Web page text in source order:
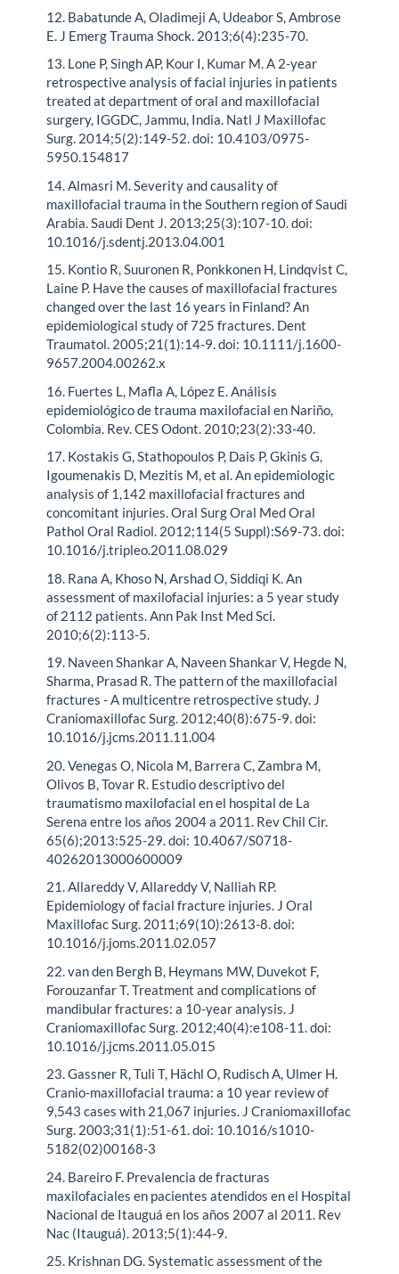
12. Babatunde A, Oladimeji A, Udeabor S, Ambrose
E. J Emerg Trauma Shock. 2013;6(4):235-70.
13. Lone P, Singh AP, Kour I, Kumar M. A 2-year
retrospective analysis of facial injuries in patients
treated at department of oral and maxillofacial
surgery, IGGDC, Jammu, India. Natl J Maxillofac
Surg. 2014;5(2):149-52. doi: 10.4103/0975-
5950.154817
14. Almasri M. Severity and causality of
maxillofacial trauma in the Southern region of Saudi
Arabia. Saudi Dent J. 2013;25(3):107-10. doi:
10.1016/j.sdentj.2013.04.001
15. Kontio R, Suuronen R, Ponkkonen H, Lindqvist C,
Laine P. Have the causes of maxillofacial fractures
changed over the last 16 years in Finland? An
epidemiological study of 725 fractures. Dent
Traumatol. 2005;21(1):14-9. doi: 10.1111/j.1600-
9657.2004.00262.x
16. Fuertes L, Mafla A, López E. Análisis
epidemiológico de trauma maxilofacial en Nariño,
Colombia. Rev. CES Odont. 2010;23(2):33-40.
17. Kostakis G, Stathopoulos P, Dais P, Gkinis G,
Igoumenakis D, Mezitis M, et al. An epidemiologic
analysis of 1,142 maxillofacial fractures and
concomitant injuries. Oral Surg Oral Med Oral
Pathol Oral Radiol. 2012;114(5 Suppl):S69-73. doi:
10.1016/j.tripleo.2011.08.029
18. Rana A, Khoso N, Arshad O, Siddiqi K. An
assessment of maxilofacial injuries: a 5 year study
of 2112 patients. Ann Pak Inst Med Sci.
2010;6(2):113-5.
19. Naveen Shankar A, Naveen Shankar V, Hegde N,
Sharma, Prasad R. The pattern of the maxillofacial
fractures - A multicentre retrospective study. J
Craniomaxillofac Surg. 2012;40(8):675-9. doi:
10.1016/j.jcms.2011.11.004
20. Venegas O, Nicola M, Barrera C, Zambra M,
Olivos B, Tovar R. Estudio descriptivo del
traumatismo maxilofacial en el hospital de La
Serena entre los años 2004 a 2011. Rev Chil Cir.
65(6);2013:525-29. doi: 10.4067/S0718-
40262013000600009
21. Allareddy V, Allareddy V, Nalliah RP.
Epidemiology of facial fracture injuries. J Oral
Maxillofac Surg. 2011;69(10):2613-8. doi:
10.1016/j.joms.2011.02.057
22. van den Bergh B, Heymans MW, Duvekot F,
Forouzanfar T. Treatment and complications of
mandibular fractures: a 10-year analysis. J
Craniomaxillofac Surg. 2012;40(4):e108-11. doi:
10.1016/j.jcms.2011.05.015
23. Gassner R, Tuli T, Hächl O, Rudisch A, Ulmer H.
Cranio-maxillofacial trauma: a 10 year review of
9,543 cases with 21,067 injuries. J Craniomaxillofac
Surg. 2003;31(1):51-61. doi: 10.1016/s1010-
5182(02)00168-3
24. Bareiro F. Prevalencia de fracturas
maxilofaciales en pacientes atendidos en el Hospital
Nacional de Itauguá en los años 2007 al 2011. Rev
Nac (Itauguá). 2013;5(1):44-9.
25. Krishnan DG. Systematic assessment of the